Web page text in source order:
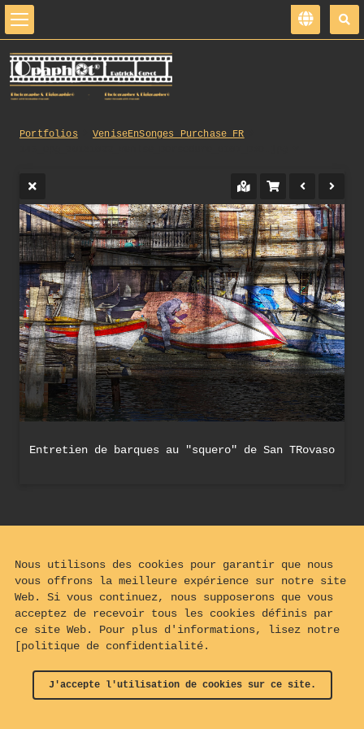
Portfolios
VeniseEnSonges_Purchase_FR
Entretien de barques au "squero" de San TRovaso
Nous utilisons des cookies pour garantir que nous
vous offrons la meilleure expérience sur notre site
Web. Si vous continuez, nous supposerons que vous
acceptez de recevoir tous les cookies définis par
ce site Web. Pour plus d'informations, lisez notre
[politique de confidentialité.
J'accepte l'utilisation de cookies sur ce site.